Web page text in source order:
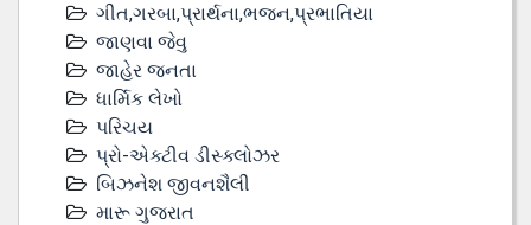
ગીત,ગરબા,પ્રાર્થના,ભજન,પ્રભાતિયા
જાણવા જેવુ
જાહેર જનતા
ધાર્મિક લેખો
પરિચય
પ્રો-એક્ટીવ ડીસ્‍ક્લોઝર
બિઝનેશ જીવનશૈલી
મારૂ ગુજરાત